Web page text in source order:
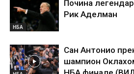
НБА
Почина
Рик Аделман
Сан Антонио
шампион